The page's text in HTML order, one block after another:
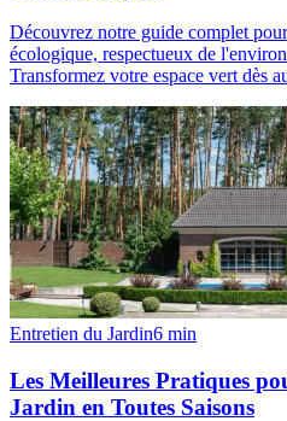
Découvrez notre guide complet
écologique, respectueux de
Transformez votre espace vert dès
Entretien du Jardin6 min
Les Meilleures Pratiques
Jardin en Toutes Saisons